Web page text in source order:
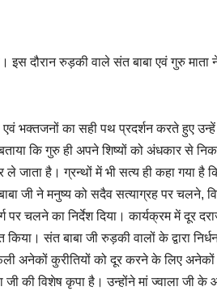
इस दौरान रुड़की वाले संत बाबा एवं गुरु
भक्तजनों का सही पथ प्रदर्शन करते हुए उन्हें
कि गुरु ही अपने शिष्यों को अंधकार से
है। ग्रन्थों में भी सत्य ही कहा गया है
जी ने मनुष्य को सदैव सत्याग्रह पर चलने,
पर चलने का निर्देश दिया। कार्यक्रम में दूर
किया। संत बाबा जी रुड़की वालों के द्वारा
अनेकों कुरीतियों को दूर करने के लिए
जी की विशेष कृपा है। उन्होंने मां ज्वाला